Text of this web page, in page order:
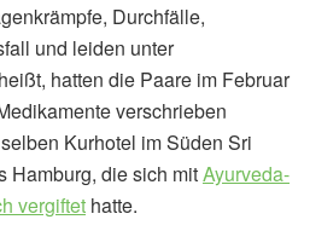
Durchfälle,
und leiden unter
hatten die Paare im Februar
verschrieben
Kurhotel im Süden Sri
Hamburg, die sich mitAyurveda-
vergiftet hatte.